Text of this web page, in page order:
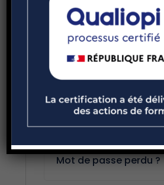
Mot de passe *
Se souvenir de moi
Mot de passe perdu ?